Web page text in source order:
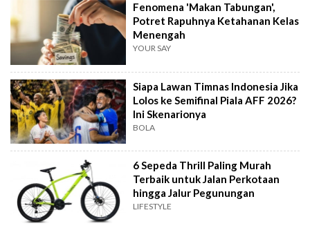
Fenomena 'Makan Tabungan',
Potret Rapuhnya Ketahanan Kelas
Menengah
YOUR SAY
Siapa Lawan Timnas Indonesia Jika
Lolos ke Semifinal Piala AFF 2026?
Ini Skenarionya
BOLA
6 Sepeda Thrill Paling Murah
Terbaik untuk Jalan Perkotaan
hingga Jalur Pegunungan
LIFESTYLE